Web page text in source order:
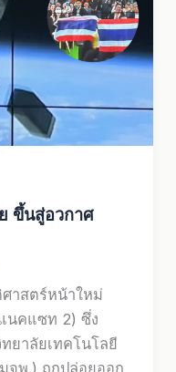
ขึ้นสู่อวกาศ
ศาสตร์หน้าใหม่
นคแซท 2) ซึ่ง
ยาลัยเทคโนโลยี